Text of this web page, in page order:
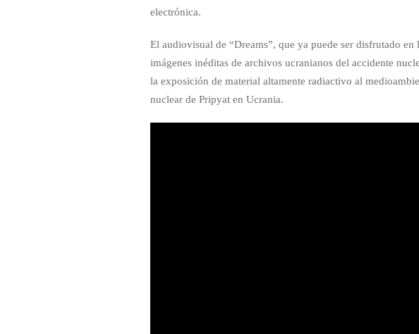
electrónica.
El audiovisual de “Dreams”, que ya puede ser disfrutado
imágenes inéditas de archivos ucranianos del accidente
la exposición de material altamente radiactivo al
nuclear de Pripyat en Ucrania.